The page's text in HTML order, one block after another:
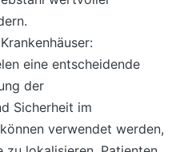
eine entscheidende
der
Sicherheit im
verwendet werden,